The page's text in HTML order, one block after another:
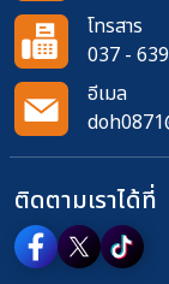
โทรสาร
037 -
อีเมล
ติดตามเราได้ที่